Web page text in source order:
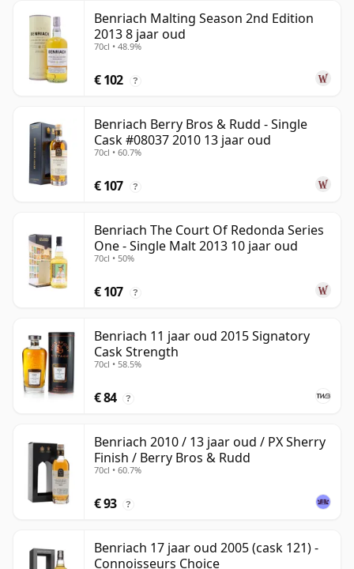
Benriach Malting Season 2nd Edition
2013 8 jaar oud
70cl • 48.9%
€ 102 ?
Benriach Berry Bros & Rudd - Single
Cask #08037 2010 13 jaar oud
70cl • 60.7%
€ 107 ?
Benriach The Court Of Redonda Series
One - Single Malt 2013 10 jaar oud
70cl • 50%
€ 107 ?
Benriach 11 jaar oud 2015 Signatory
Cask Strength
70cl • 58.5%
€ 84 ?
Benriach 2010 / 13 jaar oud / PX Sherry
Finish / Berry Bros & Rudd
70cl • 60.7%
€ 93 ?
Benriach 17 jaar oud 2005 (cask 121) -
Connoisseurs Choice